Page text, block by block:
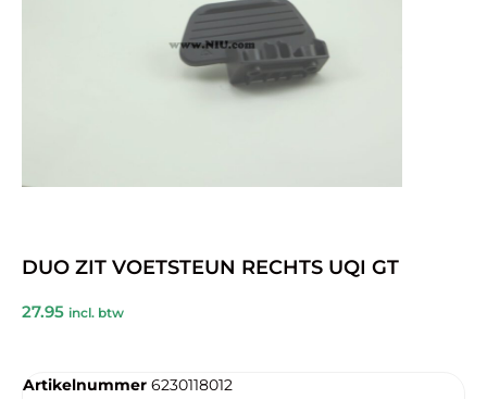
DUO ZIT VOETSTEUN RECHTS UQI GT
27.95 incl. btw
Artikelnummer 6230118012